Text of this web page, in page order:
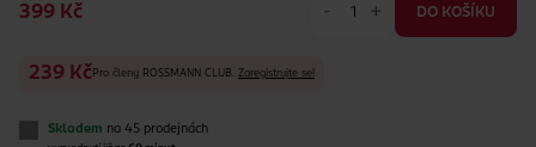
399 Kč - + DO KOŠÍKU
239 Kč Pro členy ROSSMANN CLUB. Zaregistrujte se!
Skladem na 45 prodejnách